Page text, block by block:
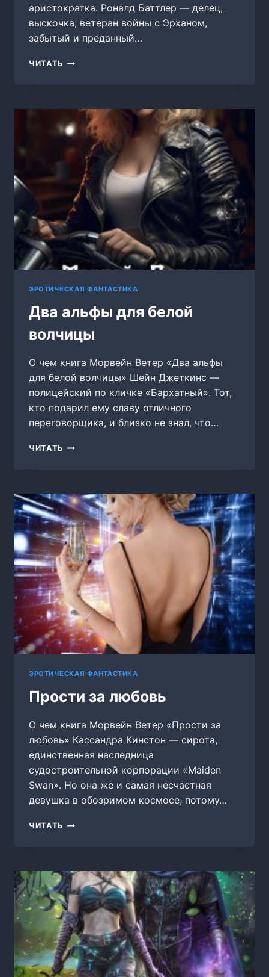
аристократка. Роналд Баттлер — делец,
выскочка, ветеран войны с Эрханом,
забытый и преданный…
ЧИТАТЬ ВОКЗАЛ
1.
ПУСТОЙ
ВОКЗАЛ
ЭРОТИЧЕСКАЯ ФАНТАСТИКА
Два альфы для белой
волчицы
О чем книга Морвейн Ветер «Два альфы
для белой волчицы» Шейн Джеткинс —
полицейский по кличке «Бархатный». Тот,
кто подарил ему славу отличного
переговорщика, и близко не знал, что…
ЧИТАТЬ ДВА
ВОЛЧИЦЫ
ЭРОТИЧЕСКАЯ ФАНТАСТИКА
Прости за любовь
О чем книга Морвейн Ветер «Прости за
любовь» Кассандра Кинстон — сирота,
единственная наследница
судостроительной корпорации «Maiden
Swan». Но она же и самая несчастная
девушка в обозримом космосе, потому…
ЧИТАТЬ ПРОСТИ